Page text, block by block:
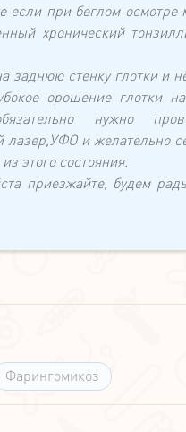
если при беглом осмотре
хронический
заднюю стенку глотки и
орошение глотки
нужно
лазер,УФО и желательно
этого состояния.
приезжайте, будем
Фарингомикоз